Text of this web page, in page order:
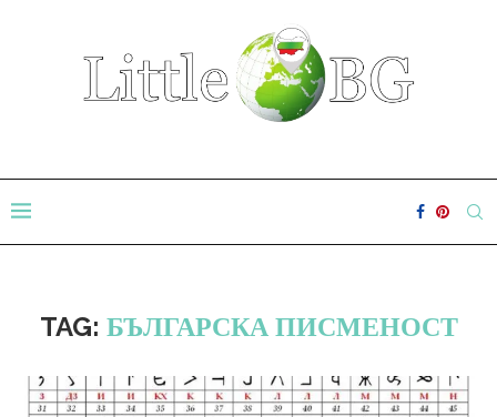
TAG: БЪЛГАРСКА ПИСМЕНОСТ